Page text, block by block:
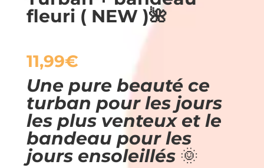
fleuri ( NEW )🌺
11,99€
Une pure beauté ce
turban pour les jours
les plus venteux et le
bandeau pour les
jours ensoleillés 🌞